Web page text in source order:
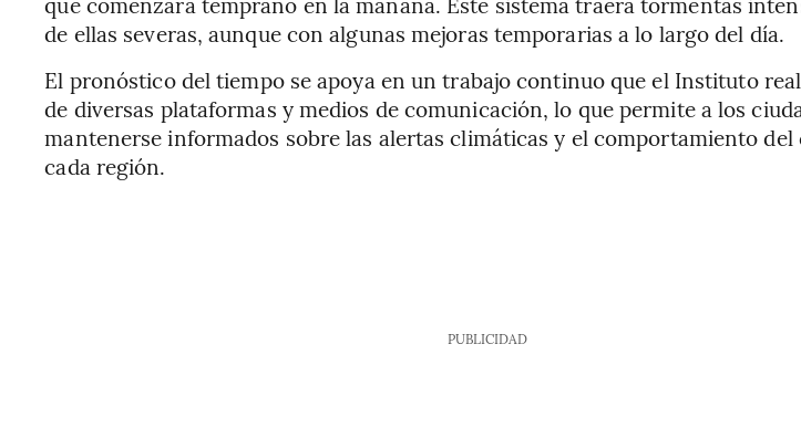
de ellas severas, aunque con algunas mejoras temporarias a lo largo del día.
El pronóstico del tiempo se apoya en un trabajo continuo que el Instituto
de diversas plataformas y medios de comunicación, lo que permite a los
mantenerse informados sobre las alertas climáticas y el comportamiento del
cada región.
PUBLICIDAD